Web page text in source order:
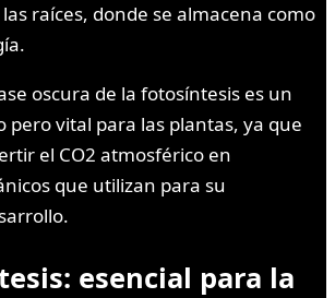
raíces, donde se almacena como
oscura de la fotosíntesis es un
pero vital para las plantas, ya que
el CO2 atmosférico en
que utilizan para su
esencial para la